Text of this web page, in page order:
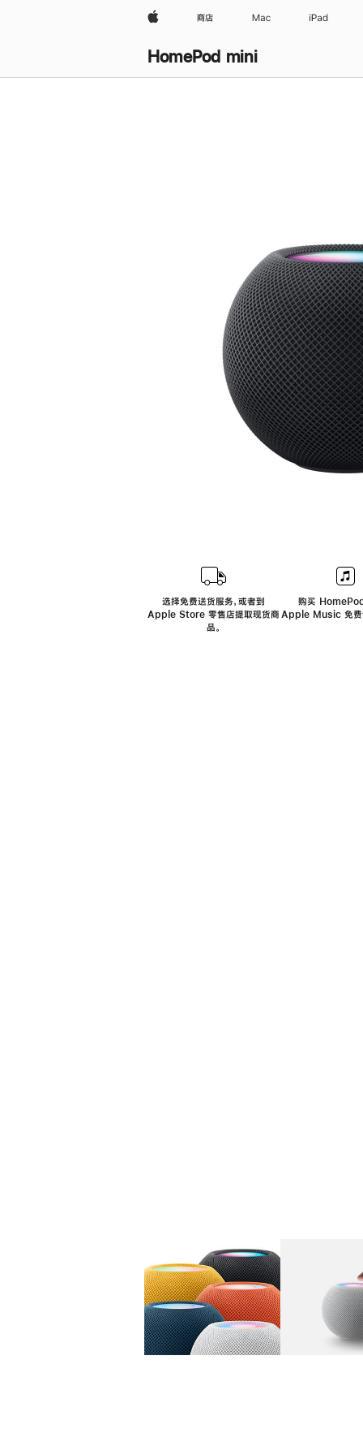
Apple 商店 Mac iPad
HomePod mini
选择免费送货服务，或者到
Apple Store 零售店提取现货商
品。
购买
Apple Music 免费
图库 图像 1